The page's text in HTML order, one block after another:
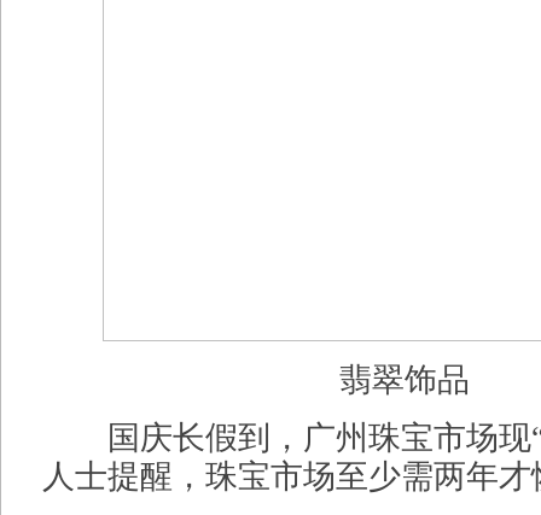
翡翠饰品
国庆长假到，广州珠宝市场现“
人士提醒，珠宝市场至少需两年才